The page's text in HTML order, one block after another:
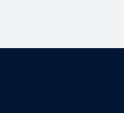
voor